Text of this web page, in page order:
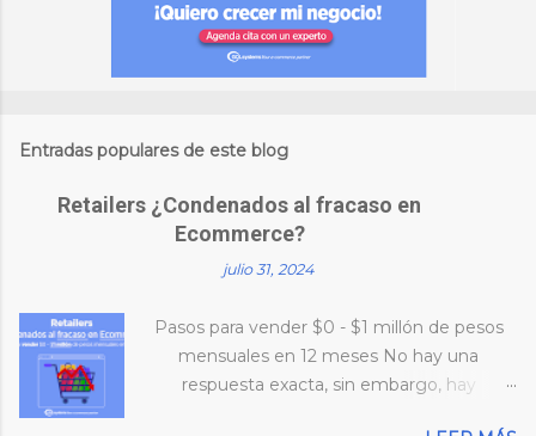
Entradas populares de este blog
Retailers ¿Condenados al fracaso en
Ecommerce?
julio 31, 2024
Pasos para vender $0 - $1 millón de pesos
mensuales en 12 meses No hay una
respuesta exacta, sin embargo, hay